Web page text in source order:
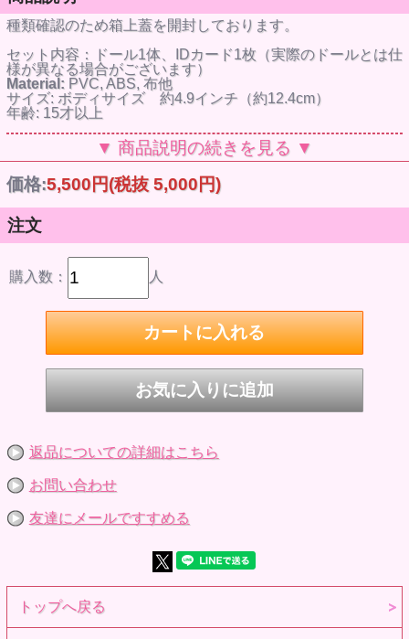
種類確認のため箱上蓋を開封しております。
セット内容：ドール1体、IDカード1枚（実際のドールとは仕
様が異なる場合がございます）
Material:PVC, ABS, 布他
サイズ: ボディサイズ 約4.9インチ（約12.4cm）
年齢: 15才以上
※海外仕入の為、返品・交換はできかねます。
※海外仕入商品の為、多少の箱潰れが発生する可能性がござ
います。
※参考画像です。
▼ 商品説明の続きを見る ▼
価格:5,500円(税抜 5,000円)
注文
購入数： 人
返品についての詳細はこちら
お問い合わせ
友達にメールですすめる
トップへ戻る